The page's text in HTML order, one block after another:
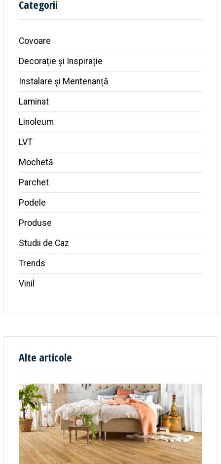
Categorii
Covoare
Decorație și Inspirație
Instalare și Mentenanță
Laminat
Linoleum
LVT
Mochetă
Parchet
Podele
Produse
Studii de Caz
Trends
Vinil
Alte articole